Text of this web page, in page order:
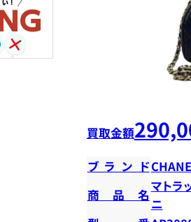
買取金額
ブランド
商品名
マトラ
ニ